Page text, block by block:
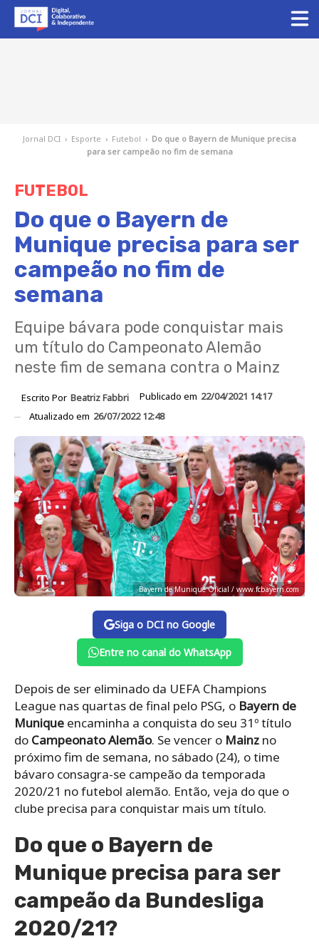
Jornal DCI › Esporte › Futebol › Do que o Bayern de Munique precisa
para ser campeão no fim de semana
FUTEBOL
Do que o Bayern de
Munique precisa para ser
campeão no fim de
semana
Equipe bávara pode conquistar mais
um título do Campeonato Alemão
neste fim de semana contra o Mainz
Escrito Por Beatriz Fabbri Publicado em 22/04/2021 14:17
Atualizado em 26/07/2022 12:48
Bayern de Munique Oficial / www.fcbayern.com
Siga o DCI no Google
Entre no canal do WhatsApp
Depois de ser eliminado da UEFA Champions
League nas quartas de final pelo PSG, o Bayern de
Munique encaminha a conquista do seu 31º título
do Campeonato Alemão. Se vencer o Mainz no
próximo fim de semana, no sábado (24), o time
bávaro consagra-se campeão da temporada
2020/21 no futebol alemão. Então, veja do que o
clube precisa para conquistar mais um título.
Do que o Bayern de
Munique precisa para ser
campeão da Bundesliga
2020/21?